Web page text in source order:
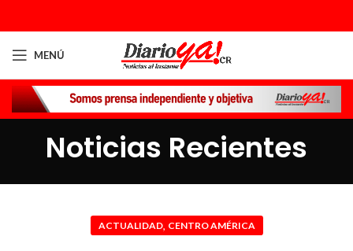
MENÚ
Noticias Recientes
ACTUALIDAD, CENTRO AMÉRICA